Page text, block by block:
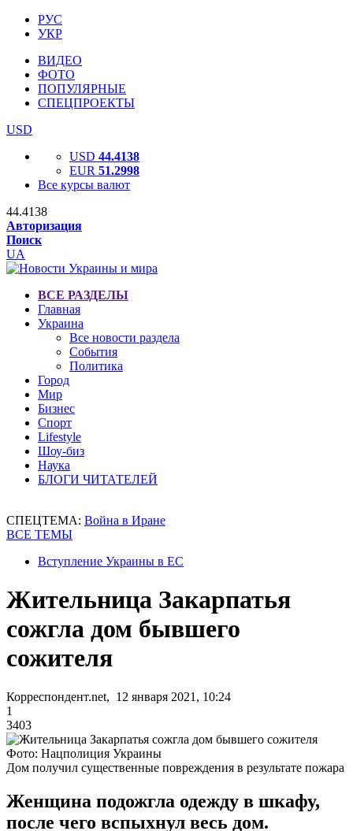
РУС
УКР
ВИДЕО
ФОТО
ПОПУЛЯРНЫЕ
СПЕЦПРОЕКТЫ
USD
USD 44.4138
EUR 51.2998
Все курсы валют
44.4138
Авторизация
Поиск
UA
ВСЕ РАЗДЕЛЫ
Главная
Украина
Все новости раздела
События
Политика
Город
Мир
Бизнес
Спорт
Lifestyle
Шоу-биз
Наука
БЛОГИ ЧИТАТЕЛЕЙ
СПЕЦТЕМА: Война в Иране
ВСЕ ТЕМЫ
Вступление Украины в ЕС
Жительница Закарпатья
сожгла дом бывшего
сожителя
Корреспондент.net, 12 января 2021, 10:24
1
3403
Фото: Нацполиция Украины
Дом получил существенные повреждения в результате пожара
Женщина подожгла одежду в шкафу,
после чего вспыхнул весь дом.